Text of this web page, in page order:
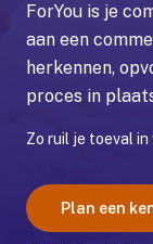
Kennis
Over ForYou
ForYou is je
aan een
herkennen,
proces in
Zo ruil je toeval in
Plan een